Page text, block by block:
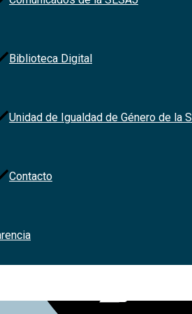
Biblioteca Digital
Unidad de Igualdad de Género de la
Contacto